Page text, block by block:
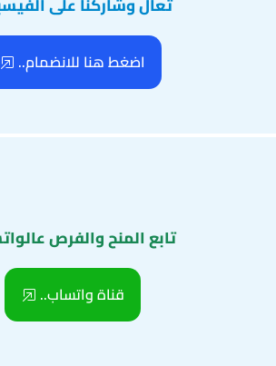
اضغط هنا للانضمام..
تابع المنح والفرص
قناة واتساب..